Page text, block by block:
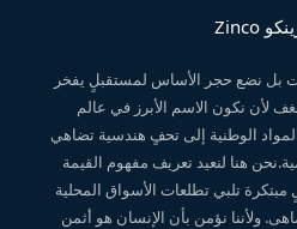
بل نضع حجر الأساس لمستقبلٍ يفخر
لأن نكون الاسم الأبرز في عالم
الوطنية إلى تحفٍ هندسية تضاهي
هنا لنعيد تعريف مفهوم القيمة
تلبي تطلعات الأسواق المحلية
ولأننا نؤمن بأن الإنسان هو أثمن